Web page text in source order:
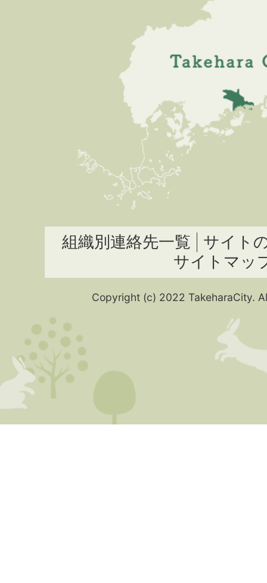
組織別連絡先一覧
サイト
サイトマッ
Copyright (c) 2022 TakeharaCity.